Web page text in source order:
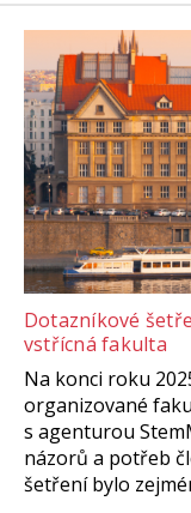
Dotazníkové
vstřícná fakulta
Na konci roku
organizované
s agenturou
názorů a potřeb
šetření bylo